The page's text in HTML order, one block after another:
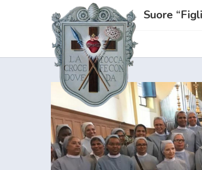
Suore